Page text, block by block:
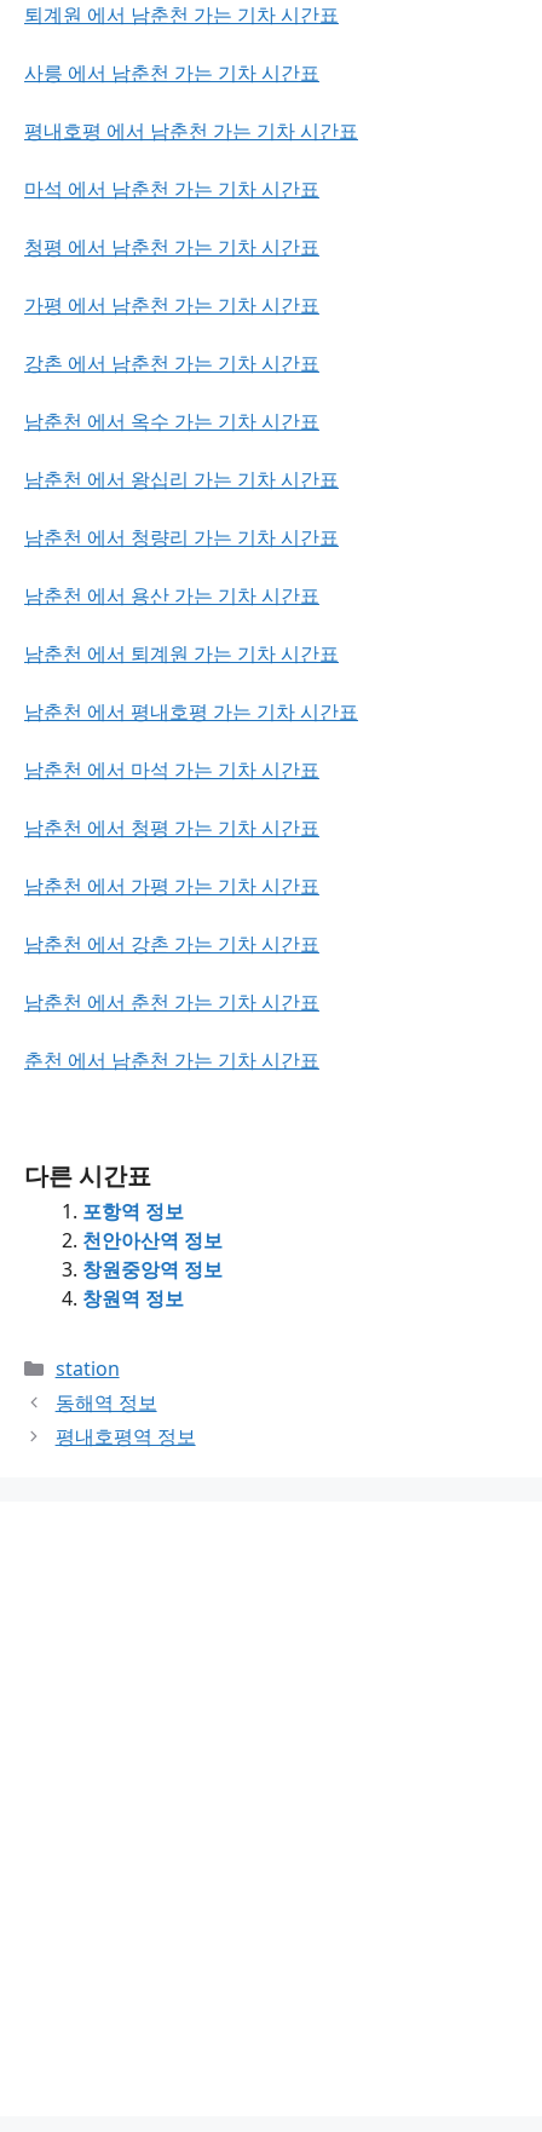
퇴계원 에서 남춘천 가는 기차 시간표
사릉 에서 남춘천 가는 기차 시간표
평내호평 에서 남춘천 가는 기차 시간표
마석 에서 남춘천 가는 기차 시간표
청평 에서 남춘천 가는 기차 시간표
가평 에서 남춘천 가는 기차 시간표
강촌 에서 남춘천 가는 기차 시간표
남춘천 에서 옥수 가는 기차 시간표
남춘천 에서 왕십리 가는 기차 시간표
남춘천 에서 청량리 가는 기차 시간표
남춘천 에서 용산 가는 기차 시간표
남춘천 에서 퇴계원 가는 기차 시간표
남춘천 에서 평내호평 가는 기차 시간표
남춘천 에서 마석 가는 기차 시간표
남춘천 에서 청평 가는 기차 시간표
남춘천 에서 가평 가는 기차 시간표
남춘천 에서 강촌 가는 기차 시간표
남춘천 에서 춘천 가는 기차 시간표
춘천 에서 남춘천 가는 기차 시간표
다른 시간표
포항역 정보
천안아산역 정보
창원중앙역 정보
창원역 정보
Categories
station
동해역 정보
평내호평역 정보